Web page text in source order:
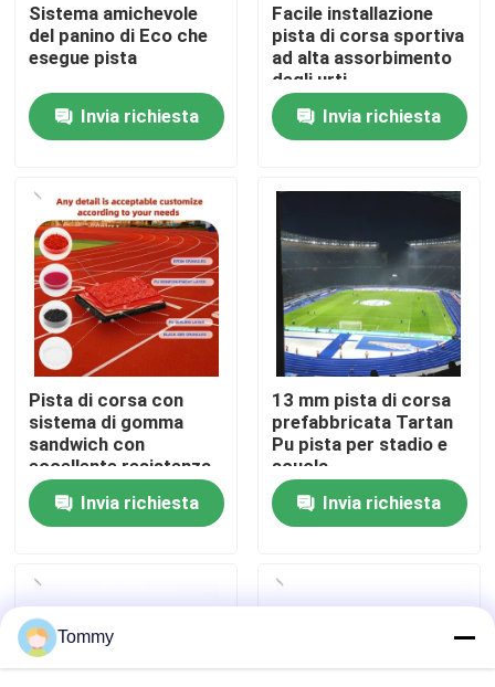
Casa.
Prodotti
Chi Siamo
Visita alla fabbrica
Controllo di qualità
Contattaci
Casi
Chiedi un preventivo
Sistema amichevole
del panino di Eco che
esegue pista
Invia richiesta
Facile installazione
pista di corsa sportiva
ad alta assorbimento
degli urti
Invia richiesta
Pista di corsa con
sistema di gomma
sandwich con
eccellente resistenza
alle intemperie
Invia richiesta
13 mm pista di corsa
prefabbricata Tartan
Pu pista per stadio e
scuola
Invia richiesta
Tommy